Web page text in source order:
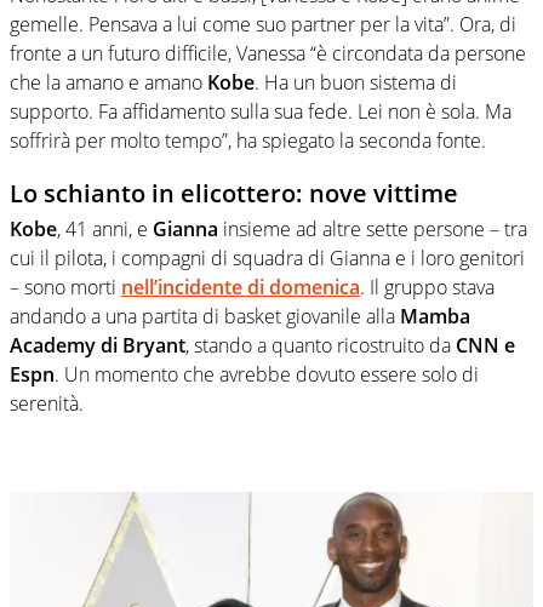
gemelle. Pensava a lui come suo partner per la vita”. Ora, di
fronte a un futuro difficile, Vanessa “è circondata da persone
che la amano e amano Kobe. Ha un buon sistema di
supporto. Fa affidamento sulla sua fede. Lei non è sola. Ma
soffrirà per molto tempo”, ha spiegato la seconda fonte.
Lo schianto in elicottero: nove vittime
Kobe, 41 anni, e Gianna insieme ad altre sette persone – tra
cui il pilota, i compagni di squadra di Gianna e i loro genitori
– sono morti nell’incidente di domenica. Il gruppo stava
andando a una partita di basket giovanile alla Mamba
Academy di Bryant, stando a quanto ricostruito da CNN e
Espn. Un momento che avrebbe dovuto essere solo di
serenità.